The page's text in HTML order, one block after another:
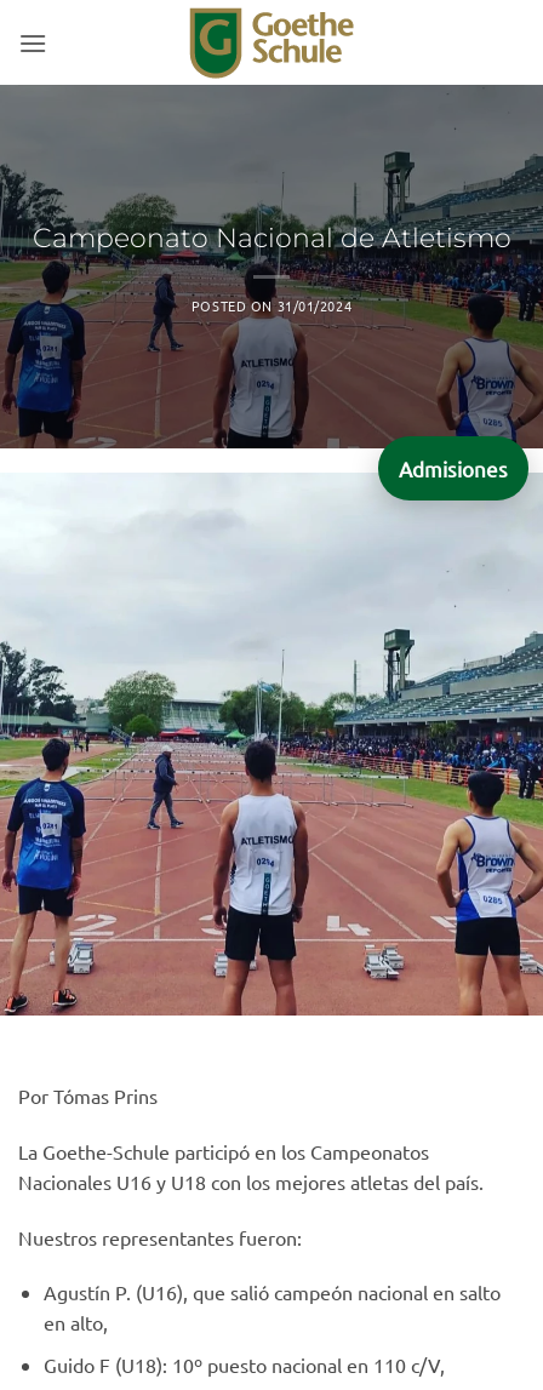
Campeonato Nacional de Atletismo
POSTED ON31/01/2024
Por Tómas Prins
La Goethe-Schule participó en los Campeonatos
Nacionales U16 y U18 con los mejores atletas del país.
Nuestros representantes fueron:
Agustín P. (U16), que salió campeón nacional en salto
en alto,
Guido F (U18): 10º puesto nacional en 110 c/V,
Admisiones